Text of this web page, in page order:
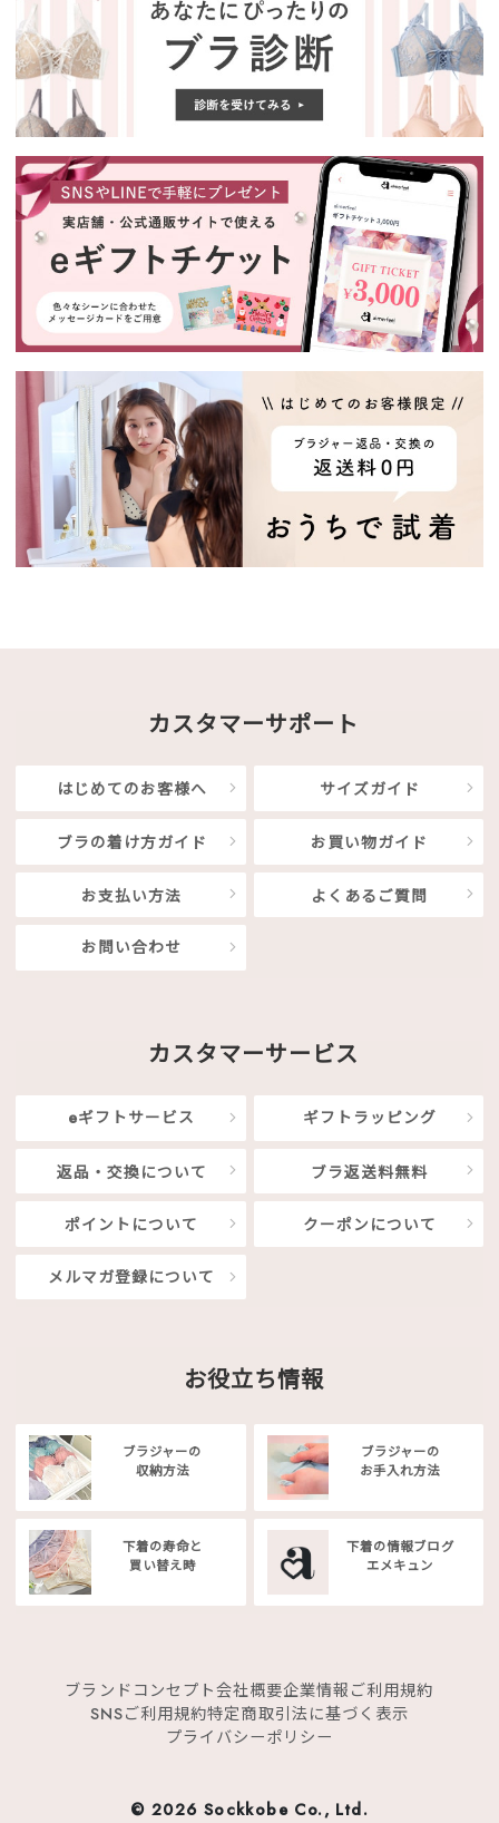
カスタマーサポート
はじめてのお客様へ サイズガイド
ブラの着け方ガイド お買い物ガイド
お支払い方法 よくあるご質問
お問い合わせ
カスタマーサービス
eギフトサービス ギフトラッピング
返品・交換について ブラ返送料無料
ポイントについて クーポンについて
メルマガ登録について
お役立ち情報
ブラジャーの
収納方法
ブラジャーの
お手入れ方法
下着の寿命と
買い替え時
下着の情報ブログ
エメキュン
ブランドコンセプト会社概要企業情報 ご利用規約
SNSご利用規約特定商取引法に基づく表示
プライバシーポリシー
© 2026 Sockkobe Co., Ltd.